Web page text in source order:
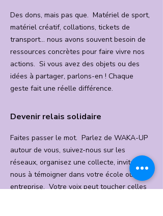
Des dons, mais pas que. Matériel de sport,
matériel créatif, collations, tickets de
transport… nous avons souvent besoin de
ressources concrètes pour faire vivre nos
actions. Si vous avez des objets ou des
idées à partager, parlons-en ! Chaque
geste fait une réelle différence.
Devenir relais solidaire
Faites passer le mot. Parlez de WAKA-UP
autour de vous, suivez-nous sur les
réseaux, organisez une collecte, invitez-
nous à témoigner dans votre école ou votre
entreprise. Votre voix peut toucher celles